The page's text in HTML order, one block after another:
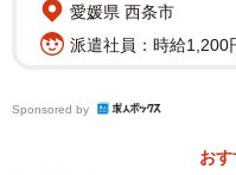
松本走りの悪いマナー例（松本
愛媛県 西条市
派遣社員：時給1,200
Sponsored by
お